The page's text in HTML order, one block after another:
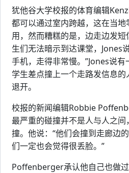
犹他谷大学校报的体育编辑
都可以通过室内跨越，这在当
用，然而糟糕的是，边走边发
生们无法暗示到达课堂，Jones
手机，走得非常慢。”Jones说
学生差点撞上一个走路发信息
退开。
校报的新闻编辑Robbie
最严重的碰撞并不是人与人之
撞。他说：“他们会撞到走廊边
们一定也会觉得很丢脸。”
Poffenberger承认他自己也做过